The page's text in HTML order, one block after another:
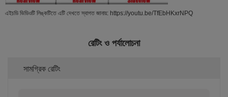
এইচডি ভিডিওটি লিঙ্কটিতে এটি দেখতে স্বাগত জানায়: https://youtu.be/TfEbHKxrNPQ
রেটিং ও পর্যালোচনা
সামগ্রিক রেটিং